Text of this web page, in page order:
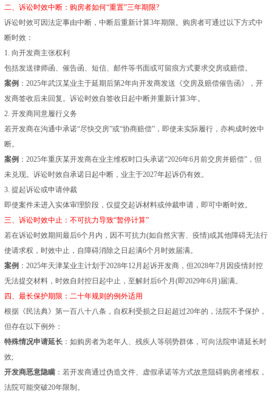
二、诉讼时效中断：购房者如何“重置”三年期限?
诉讼时效可因法定事由中断，中断后重新计算3年期限。购房者可通过以下方式中
断时效：
1. 向开发商主张权利
包括发送律师函、催告函、短信、邮件等书面或可留痕方式要求交房或赔偿。
案例 ：2025年武汉某业主于延期后第2年向开发商发送《交房及赔偿催告函》，开
发商签收后未回复。诉讼时效自签收日起中断并重新计算3年。
2. 开发商同意履行义务
若开发商在沟通中承诺“尽快交房”或“协商赔偿”，即使未实际履行，亦构成时效中
断。
案例 ：2025年重庆某开发商在业主维权时口头承诺“2026年6月前交房并赔偿”，但
未兑现。诉讼时效自承诺日起中断，业主于2027年起诉仍有效。
3. 提起诉讼或申请仲裁
即使案件未进入实体审理阶段，仅提交起诉材料或仲裁申请，即可中断时效。
三、诉讼时效中止：不可抗力导致“暂停计算”
若在诉讼时效期间最后6个月内，因不可抗力(如自然灾害、疫情)或其他障碍无法行
使请求权，时效中止，自障碍消除之日起满6个月时效届满。
案例 ：2025年天津某业主计划于2028年12月起诉开发商，但2028年7月因疫情封控
无法提交材料，时效自封控日起中止，至解封后6个月(即2029年6月)届满。
四、最长保护期限：二十年规则的例外适用
根据《民法典》第一百八十八条，自权利受损之日起超过20年的，法院不予保护，
但存在以下例外：
特殊情况申请延长：如购房者为老年人、残疾人等弱势群体，可向法院申请延长时
效;
开发商恶意隐瞒：若开发商通过伪造文件、虚假承诺等方式故意阻碍购房者维权，
法院可能突破20年限制。